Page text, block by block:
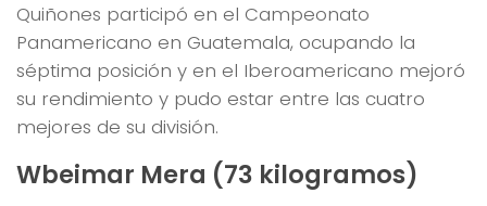
Quiñones participó en el Campeonato
Panamericano en Guatemala, ocupando la
séptima posición y en el Iberoamericano mejoró
su rendimiento y pudo estar entre las cuatro
mejores de su división.
Wbeimar Mera (73 kilogramos)